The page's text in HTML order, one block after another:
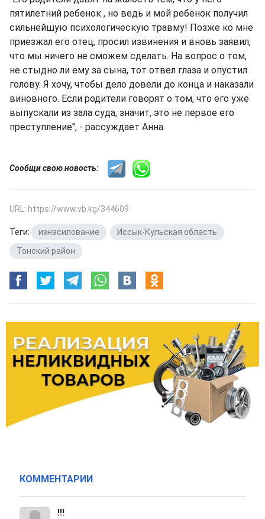
пятилетний ребенок , но ведь и мой ребенок получил
сильнейшую психологическую травму! Позже ко мне
приезжал его отец, просил извинения и вновь заявил,
что мы ничего не сможем сделать. На вопрос о том,
не стыдно ли ему за сына, тот отвел глаза и опустил
голову. Я хочу, чтобы дело довели до конца и наказали
виновного. Если родители говорят о том, что его уже
выпускали из зала суда, значит, это не первое его
преступление", - рассуждает Анна.
Сообщи свою новость:
URL: https://www.vb.kg/344609
Теги: изнасилование Иссык-Кульская область
Тонский район
КОММЕНТАРИИ
!!!